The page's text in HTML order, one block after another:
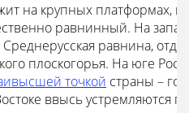
на крупных платформах,
равнинный. На
Среднерусская равнина,
плоскогорья. На юге
точкой страны –
ввысь устремляются